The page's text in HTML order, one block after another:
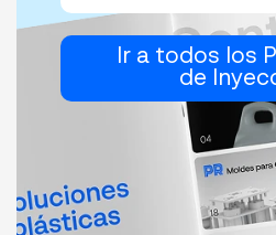
Ir a todos los
de